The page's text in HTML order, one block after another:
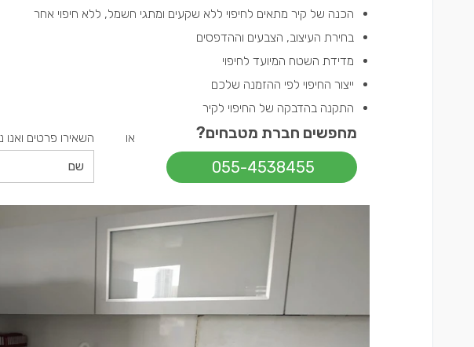
הכנה של קיר מתאים לחיפוי ללא שקעים ומתגי חשמל, ללא חיפוי אחר
בחירת העיצוב, הצבעים וההדפסים
מדידת השטח המיועד לחיפוי
ייצור החיפוי לפי ההזמנה שלכם
התקנה בהדבקה של החיפוי לקיר
מחפשים חברת מטבחים?
055-4538455
או השאירו פרטים ואנו